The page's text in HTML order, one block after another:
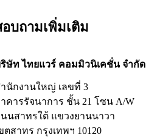
อบถามเพิ่มเติม
ษัท ไทยแวร์ คอมมิวนิเคชั่น จำกัด
นักงานใหญ่ เลขที่ 3
คารรัจนาการ ชั้น 21 โซน A/W
นสาทรใต้ แขวงยานนาวา
ตสาทร กรุงเทพฯ 10120